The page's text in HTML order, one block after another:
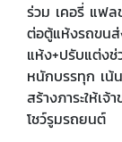
ร่วม เคอรี่ แฟล
ต่อตู้แห้งรถขน
แห้ง+ปรับแต่งช่
หนักบรรทุก เน้
สร้างภาระให้เ
โชว์รูมรถยนต์